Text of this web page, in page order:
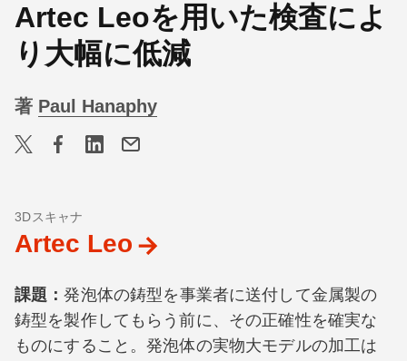
Artec Leoを用いた検査によ
り大幅に低減
著 Paul Hanaphy
3Dスキャナ
Artec Leo
課題：発泡体の鋳型を事業者に送付して金属製の
鋳型を製作してもらう前に、その正確性を確実な
ものにすること。発泡体の実物大モデルの加工は